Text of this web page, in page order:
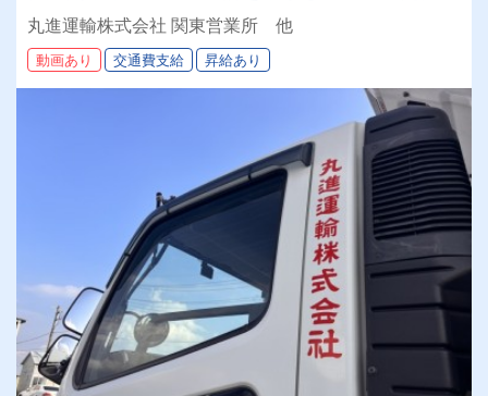
け稼ごう◎
丸進運輸株式会社 関東営業所 他
動画あり 交通費支給 昇給あり